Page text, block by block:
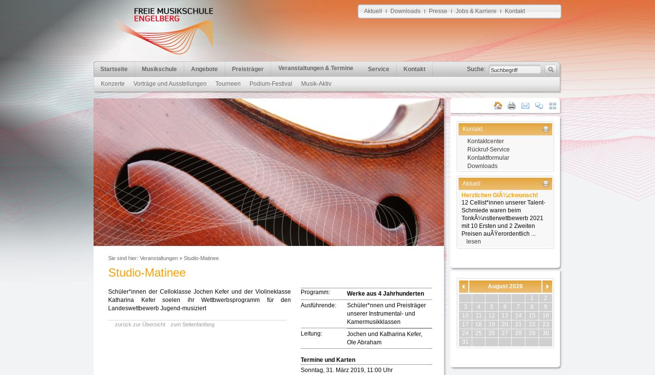
Aktuell I Downloads I Presse I Jobs & Karriere I Kontakt
Suche:
Startseite Musikschule Angebote Preisträger Veranstaltungen & Termine Service Kontakt
Konzerte Vorträge und Ausstellungen Tourneen Podium-Festival Musik-Aktiv
Kontakt
Kontaktcenter
Rückruf-Service
Kontaktformular
Downloads
Aktuell
Herzlichen GlÃ¼ckwunsch!
12 Cellist*innen unserer Talent-
Schmiede waren beim
TonkÃ¼nstlerwettbewerb 2021
mit 10 Ersten und 2 Zweiten
Preisen auÃŸerordentlich ...
lesen
August 2026
1
2
3
4 5 6 7 8
9
10
11 12 13 14 15
16
17
18 19 20 21 22
23
24
25 26 27 28 29
30
31
Sie sind hier: Veranstaltungen » Studio-Matinee
Studio-Matinee
Programm:
Werke aus 4 Jahrhunderten
Ausführende:
Schüler*nnen und Preisträger
unserer Instrumental- und
Kamermusikklassen
Leitung:
Jochen und Katharina Kefer,
Ole Abraham
Termine und Karten
Sonntag, 31. März 2019, 11:00 Uhr
Schüler*innen der Celloklasse Jochen Kefer und der Violineklasse
Katharina Kefer soelen ihr Wettbwerbsprogramm für den
Landeswettbewerb Jugend-musiziert
zurück zur Übersicht zum Seitenfanfang